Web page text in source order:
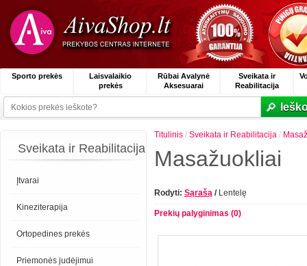
Sporto prekės
Laisvalaikio
prekės
Rūbai Avalynė
Aksesuarai
Sveikata ir
Reabilitacija
Sveikata ir Reabilitacija
Įtvarai
Kineziterapija
Ortopedines prekės
Priemonės judėjimui
Titulinis / Sveikata ir Reabilitacija /
Masažuokliai
Rodyti: Sąrašą /Lentelę
Prekių palyginimas (0)